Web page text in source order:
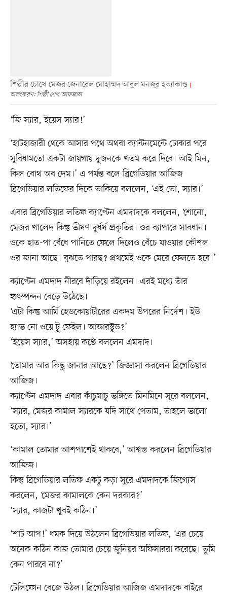
শিল্পীর চোখে মেজর জেনারেল মোহাম্মদ আবুল মনজুর হত্যাকাণ্ড
অলংকরণ: শিল্পী শেখ আফজাল
‘জি স্যার, ইয়েস স্যার!’
‘হাটহাজারী থেকে আসার পথে অথবা ক্যান্টনমেন্টে ঢোকার পরে
সুবিধামতো একটা জায়গায় দুজনকে খতম করে দিবে। আই মিন,
কিল বোথ অব দেম।’ এ পর্যন্ত বলে ব্রিগেডিয়ার আজিজ
ব্রিগেডিয়ার লতিফের দিকে তাকিয়ে বললেন, ‘এই তো, স্যার।’
এবার ব্রিগেডিয়ার লতিফ ক্যাপ্টেন এমদাদকে বললেন, ‘শোনো,
মেজর খালেদ কিন্তু ভীষণ দুর্ধর্ষ প্রকৃতির। ওর ব্যাপারে সাবধান।
ওকে হাত-পা বেঁধে পানিতে ফেলে দিলেও বেঁচে যাওয়ার কৌশল
ওর জানা আছে। বুঝতে পারছ? প্রথমেই ওকে মেরে ফেলতে হবে।’
ক্যাপ্টেন এমদাদ নীরবে দাঁড়িয়ে রইলেন। এরই মধ্যে তাঁর
হৃৎস্পন্দন বেড়ে উঠেছে।
‘এটা কিন্তু আর্মি হেডকোয়ার্টারের একদম উপরের নির্দেশ। ইউ
হ্যাভ নো ওয়ে টু ফেইল। আন্ডারস্টুড?’
‘ইয়েস স্যার,’ অসহায় কণ্ঠে বললেন এমদাদ।
‘তোমার আর কিছু জানার আছে?’ জিজ্ঞাসা করলেন ব্রিগেডিয়ার
আজিজ।
ক্যাপ্টেন এমদাদ এবার কাঁচুমাচু ভঙ্গিতে মিনমিনে সুরে বললেন,
‘স্যার, মেজর কামাল স্যারকে যদি সাথে পেতাম, তাহলে ভালো
হতো, স্যার।’
‘কামাল তোমার আশপাশেই থাকবে,’ আশ্বস্ত করলেন ব্রিগেডিয়ার
আজিজ।
কিন্তু ব্রিগেডিয়ার লতিফ একটু কড়া সুরে এমদাদকে জিগ্যেস
করলেন, ‘মেজর কামালকে কেন দরকার?’
‘স্যার, কাজটা খুবই কঠিন।’
‘শাট আপ!’ ধমক দিয়ে উঠলেন ব্রিগেডিয়ার লতিফ, ‘এর চেয়ে
অনেক কঠিন কাজ তোমার চেয়ে জুনিয়র অফিসাররা করেছে। তুমি
কেন পারবে না?’
টেলিফোন বেজে উঠল। ব্রিগেডিয়ার আজিজ এমদাদকে বাইরে